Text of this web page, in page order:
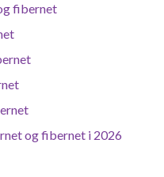
fibernet
og fibernet i 2026